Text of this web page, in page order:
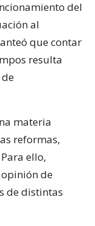
del
al
que contar
resulta
materia
reformas,
ello,
de
de distintas